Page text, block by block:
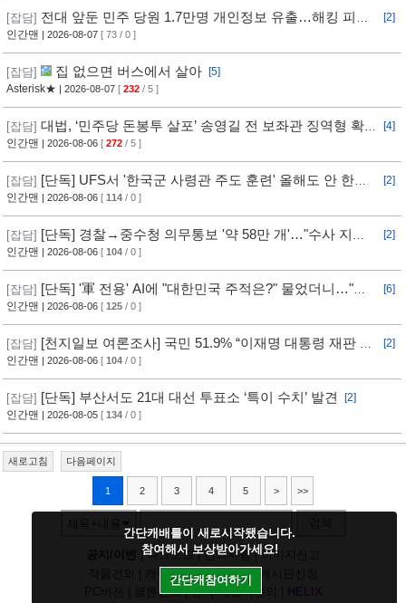
[잡담] 전대 앞둔 민주 당원 1.7만명 개인정보 유출…해킹 피해
11개월 동안 몰랐다
[2]
인간맨 | 2026-08-07 [ 73 / 0 ]
[잡담] 집 없으면 버스에서 살아
[5]
Asterisk★ | 2026-08-07 [ 232 / 5 ]
[잡담] 대법, ‘민주당 돈봉투 살포’ 송영길 전 보좌관 징역형 확
정
[4]
인간맨 | 2026-08-06 [ 272 / 5 ]
[잡담] [단독] UFS서 '한국군 사령관 주도 훈련' 올해도 안 한
다... 美, 전작권 전환 신중 기류
[2]
인간맨 | 2026-08-06 [ 114 / 0 ]
[잡담] [단독] 경찰→중수청 의무통보 '약 58만 개'…"수사 지연"
반발
[2]
인간맨 | 2026-08-06 [ 104 / 0 ]
[잡담] [단독] '軍 전용' AI에 "대한민국 주적은?" 물었더니…"정
치적 사안이라 답변 제한"
[6]
인간맨 | 2026-08-06 [ 125 / 0 ]
[잡담] [천지일보 여론조사] 국민 51.9% “이재명 대통령 재판 재
개 필요”
[2]
인간맨 | 2026-08-06 [ 104 / 0 ]
[잡담] [단독] 부산서도 21대 대선 투표소 ‘특이 수치’ 발견
[2]
인간맨 | 2026-08-05 [ 134 / 0 ]
새로고침 다음페이지
1 2 3 4 5 > >>
|다크모드|건의사항|이미지신고
캐릭건의|기타디비|
클론신고|정지/패널티문의 H X
간단캐배틀이 새로시작됐습니다.
참여해서 보상받아가세요!
간단캐참여하기